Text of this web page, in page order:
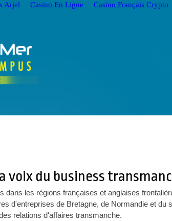
Arjel Casino En Ligne Casino Français Crypto
voix du business
les régions françaises et anglaises
d'entreprises de Bretagne, de Normandie et du
relations d'affaires transmanche.